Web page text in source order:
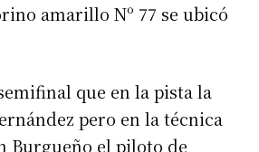
amarillo Nº 77 se ubicó
que en la pista la
pero en la técnica
Burgueño el piloto de